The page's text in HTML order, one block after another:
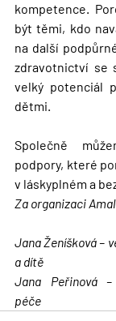
kompetence.
být těmi, kdo
na další
zdravotnictví se
velký potenciál
dětmi.
Společně
podpory, které
v láskyplném a
Za organizaci
Jana Ženíšková –
a dítě
Jana Peřinová
péče